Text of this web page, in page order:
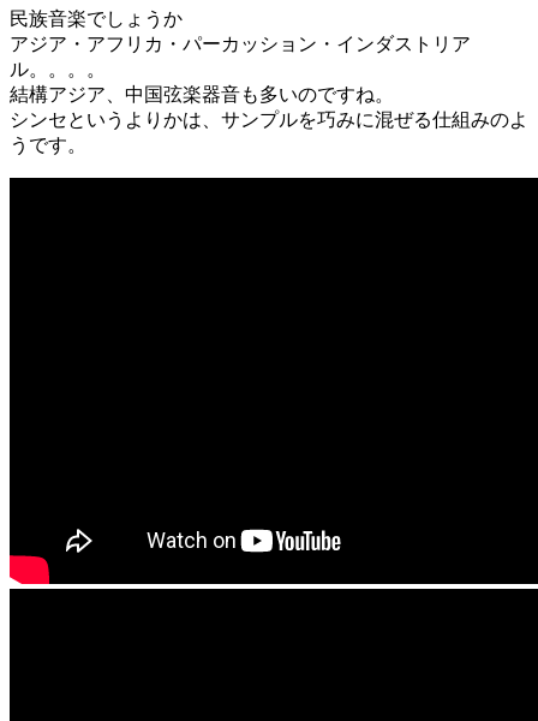
民族音楽でしょうか
アジア・アフリカ・パーカッション・インダストリア
ル。。。。
結構アジア、中国弦楽器音も多いのですね。
シンセというよりかは、サンプルを巧みに混ぜる仕組みのよ
うです。